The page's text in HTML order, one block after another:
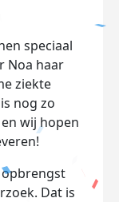
speciaal
Noa haar
ziekte
nog zo
wij hopen
opbrengst
Dat is